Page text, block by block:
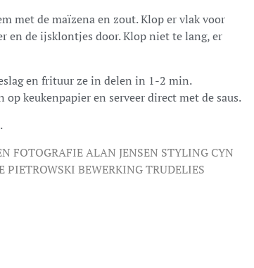
met de maïzena en zout. Klop er vlak voor
en de ijsklontjes door. Klop niet te lang, er
en frituur ze in delen in 1-2 min.
keukenpapier en serveer direct met de saus.
FOTOGRAFIE ALAN JENSEN STYLING CYN
BEWERKING TRUDELIES